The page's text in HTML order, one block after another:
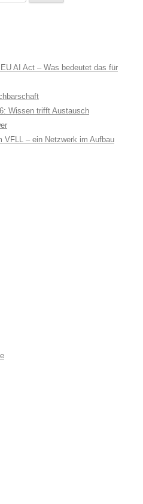
AI Act – Was bedeutet das für
Wissen trifft Austausch
VFLL – ein Netzwerk im Aufbau